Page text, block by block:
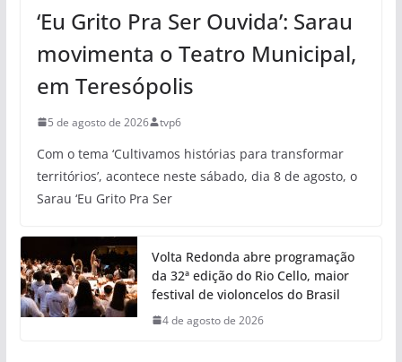
‘Eu Grito Pra Ser Ouvida’: Sarau
movimenta o Teatro Municipal,
em Teresópolis
5 de agosto de 2026 tvp6
Com o tema ‘Cultivamos histórias para transformar
territórios’, acontece neste sábado, dia 8 de agosto, o
Sarau ‘Eu Grito Pra Ser
Volta Redonda abre programação
da 32ª edição do Rio Cello, maior
festival de violoncelos do Brasil
4 de agosto de 2026